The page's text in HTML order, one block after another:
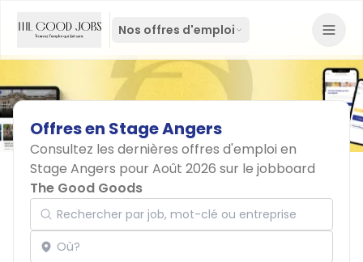
Nos offres d'emploi
Offresen StageAngers
Consultez les dernières offres d'emploi en
Stage Angers pour Août 2026 sur le jobboard
The Good Goods
Rechercher par job, mot-clé ou entreprise
Localisation